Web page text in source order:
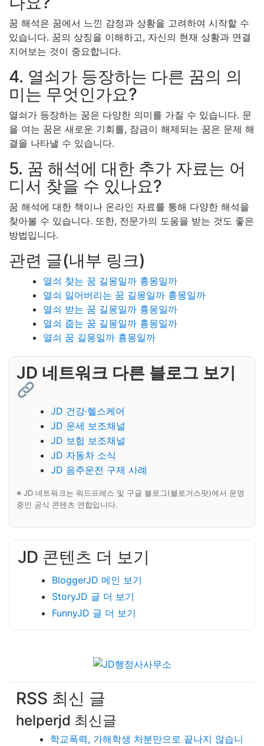
꿈 해석은 꿈에서 느낀 감정과 상황을 고려하여 시작할 수
있습니다. 꿈의 상징을 이해하고, 자신의 현재 상황과 연결
지어보는 것이 중요합니다.
4. 열쇠가 등장하는 다른 꿈의 의
미는 무엇인가요?
열쇠가 등장하는 꿈은 다양한 의미를 가질 수 있습니다. 문
을 여는 꿈은 새로운 기회를, 잠금이 해제되는 꿈은 문제 해
결을 나타낼 수 있습니다.
5. 꿈 해석에 대한 추가 자료는 어
디서 찾을 수 있나요?
꿈 해석에 대한 책이나 온라인 자료를 통해 다양한 해석을
찾아볼 수 있습니다. 또한, 전문가의 도움을 받는 것도 좋은
방법입니다.
관련 글(내부 링크)
열쇠 찾는 꿈 길몽일까 흉몽일까
열쇠 잃어버리는 꿈 길몽일까 흉몽일까
열쇠 받는 꿈 길몽일까 흉몽일까
열쇠 줍는 꿈 길몽일까 흉몽일까
열쇠 꿈 길몽일까 흉몽일까
JD 네트워크 다른 블로그 보기
JD 건강·헬스케어
JD 운세 보조채널
JD 보험 보조채널
JD 자동차 소식
JD 음주운전 구제 사례
※ JD 네트워크는 워드프레스 및 구글 블로그(블로거스팟)에서 운영
중인 공식 콘텐츠 연합입니다.
JD 콘텐츠 더 보기
BloggerJD 메인 보기
StoryJD 글 더 보기
FunnyJD 글 더 보기
RSS 최신 글
helperjd 최신글
학교폭력, 가해학생 처분만으로 끝나지 않습니